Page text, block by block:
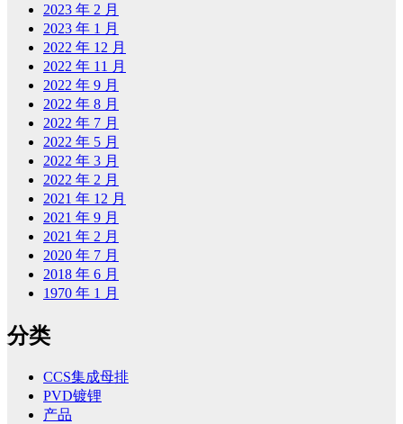
2023 年 2 月
2023 年 1 月
2022 年 12 月
2022 年 11 月
2022 年 9 月
2022 年 8 月
2022 年 7 月
2022 年 5 月
2022 年 3 月
2022 年 2 月
2021 年 12 月
2021 年 9 月
2021 年 2 月
2020 年 7 月
2018 年 6 月
1970 年 1 月
分类
CCS集成母排
PVD镀锂
产品